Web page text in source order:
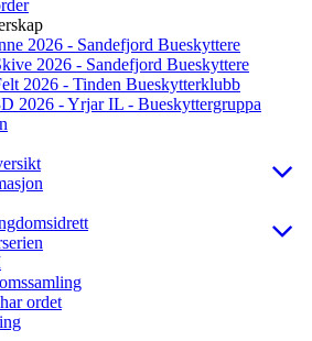
2026 - Sandefjord Bueskyttere
2026 - Sandefjord Bueskyttere
2026 - Tinden Bueskytterklubb
2026 - Yrjar IL - Bueskyttergruppa
ordet